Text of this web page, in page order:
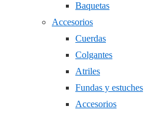
Baquetas
Accesorios
Cuerdas
Colgantes
Atriles
Fundas y estuches
Accesorios